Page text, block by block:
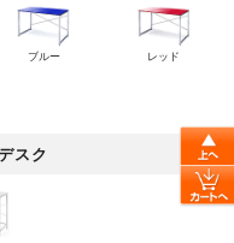
ブルー レッド
スク